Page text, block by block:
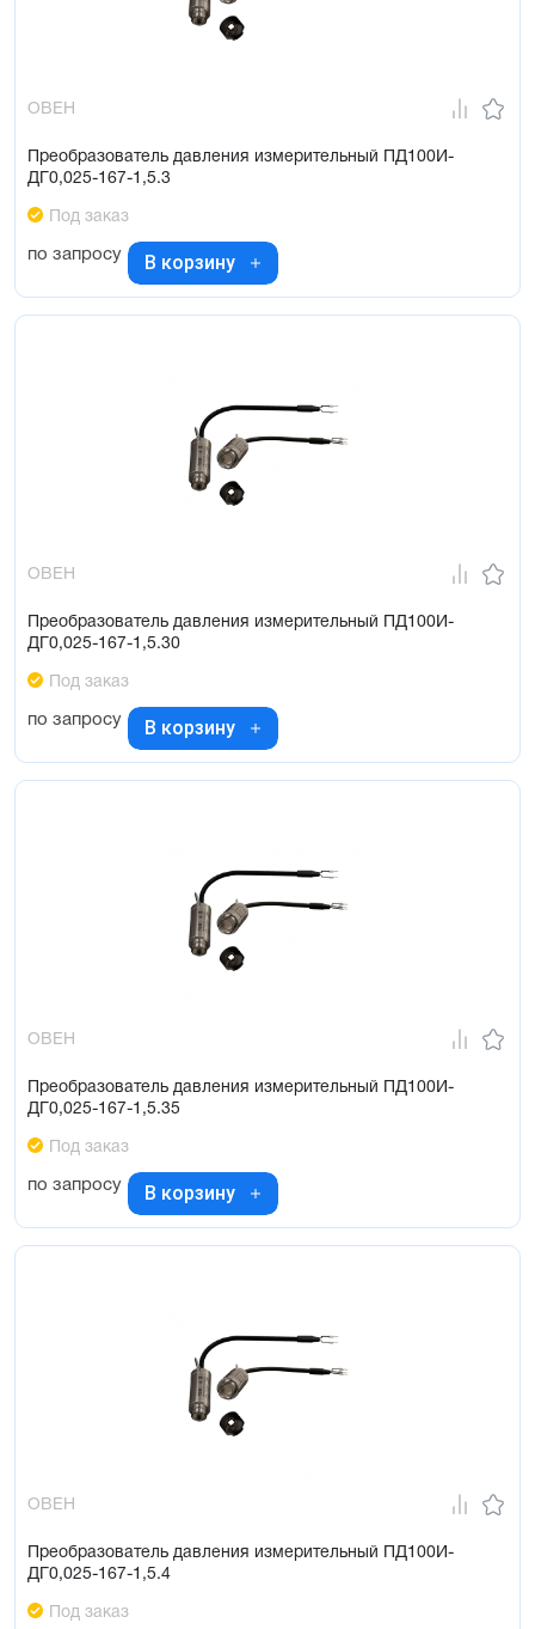
ОВЕН
Преобразователь давления измерительный ПД100И-
ДГ0,025-167-1,5.3
Под заказ
по запросу В корзину
ОВЕН
Преобразователь давления измерительный ПД100И-
ДГ0,025-167-1,5.30
Под заказ
по запросу В корзину
ОВЕН
Преобразователь давления измерительный ПД100И-
ДГ0,025-167-1,5.35
Под заказ
по запросу В корзину
ОВЕН
Преобразователь давления измерительный ПД100И-
ДГ0,025-167-1,5.4
Под заказ